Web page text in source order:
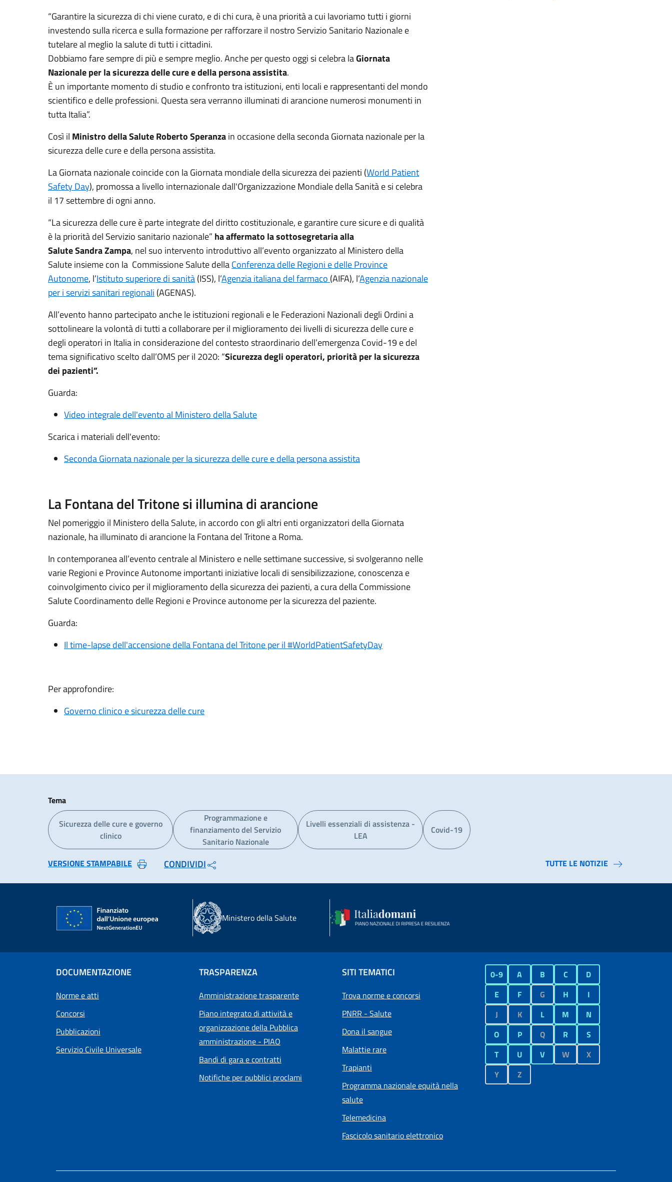
“Garantire la sicurezza di chi viene curato, e di chi cura, è una priorità a cui lavoriamo tutti i giorni
investendo sulla ricerca e sulla formazione per rafforzare il nostro Servizio Sanitario Nazionale e
tutelare al meglio la salute di tutti i cittadini.
Dobbiamo fare sempre di più e sempre meglio. Anche per questo oggi si celebra laGiornata
Nazionale per la sicurezza delle cure e della persona assistita.
È un importante momento di studio e confronto tra istituzioni, enti locali e rappresentanti del mondo
scientifico e delle professioni. Questa sera verranno illuminati di arancione numerosi monumenti in
tutta Italia”.
Così il Ministro della Salute Roberto Speranzain occasione della seconda Giornata nazionale per la
sicurezza delle cure e della persona assistita.
La Giornata nazionale coincide con la Giornata mondiale della sicurezza dei pazienti (World Patient
Safety Day), promossa a livello internazionale dall'Organizzazione Mondiale della Sanità e si celebra
il 17 settembre di ogni anno.
“La sicurezza delle cure è parte integrate del diritto costituzionale, e garantire cure sicure e di qualità
è la priorità del Servizio sanitario nazionale” ha affermato la sottosegretaria alla
Salute Sandra Zampa, nel suo intervento introduttivo all’evento organizzato al Ministero della
Salute insieme con la Commissione Salute dellaConferenza delle Regioni e delle Province
Autonome, l’Istituto superiore di sanità(ISS), l’Agenzia italiana del farmaco (AIFA), l’Agenzia nazionale
per i servizi sanitari regionali (AGENAS).
All’evento hanno partecipato anche le istituzioni regionali e le Federazioni Nazionali degli Ordini a
sottolineare la volontà di tutti a collaborare per il miglioramento dei livelli di sicurezza delle cure e
degli operatori in Italia in considerazione del contesto straordinario dell’emergenza Covid-19 e del
tema significativo scelto dall’OMS per il 2020: “Sicurezza degli operatori, priorità per la sicurezza
dei pazienti”.
Guarda:
Video integrale dell'evento al Ministero della Salute
Scarica i materiali dell'evento:
Seconda Giornata nazionale per la sicurezza delle cure e della persona assistita
La Fontana del Tritone si illumina di arancione
Nel pomeriggio il Ministero della Salute, in accordo con gli altri enti organizzatori della Giornata
nazionale, ha illuminato di arancione la Fontana del Tritone a Roma.
In contemporanea all’evento centrale al Ministero e nelle settimane successive, si svolgeranno nelle
varie Regioni e Province Autonome importanti iniziative locali di sensibilizzazione, conoscenza e
coinvolgimento civico per il miglioramento della sicurezza dei pazienti, a cura della Commissione
Salute Coordinamento delle Regioni e Province autonome per la sicurezza del paziente.
Guarda:
Il time-lapse dell'accensione della Fontana del Tritone per il #WorldPatientSafetyDay
Per approfondire:
Governo clinico e sicurezza delle cure
Tema
Sicurezza delle cure e governo
clinico
Programmazione e
finanziamento del Servizio
Sanitario Nazionale
Livelli essenziali di assistenza -
LEA
Covid-19
VERSIONE STAMPABILE CONDIVIDI TUTTE LE NOTIZIE
Ministero della Salute
DOCUMENTAZIONE
Norme e atti
Concorsi
Pubblicazioni
Servizio Civile Universale
TRASPARENZA
Amministrazione trasparente
Piano integrato di attività e
organizzazione della Pubblica
amministrazione - PIAO
Bandi di gara e contratti
Notifiche per pubblici proclami
SITI TEMATICI
Trova norme e concorsi
PNRR - Salute
Dona il sangue
Malattie rare
Trapianti
Programma nazionale equità nella
salute
Telemedicina
Fascicolo sanitario elettronico
0-9 A B C
D
E
F G H
I
J
K L M
N
O
P Q R
S
T
U V W
X
Y
Z